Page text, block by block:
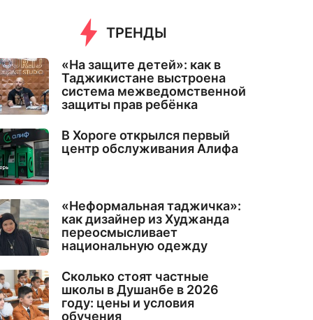
ТРЕНДЫ
«На защите детей»: как в
Таджикистане выстроена
система межведомственной
защиты прав ребёнка
В Хороге открылся первый
центр обслуживания Алифа
«Неформальная таджичка»:
как дизайнер из Худжанда
переосмысливает
национальную одежду
Сколько стоят частные
школы в Душанбе в 2026
году: цены и условия
обучения